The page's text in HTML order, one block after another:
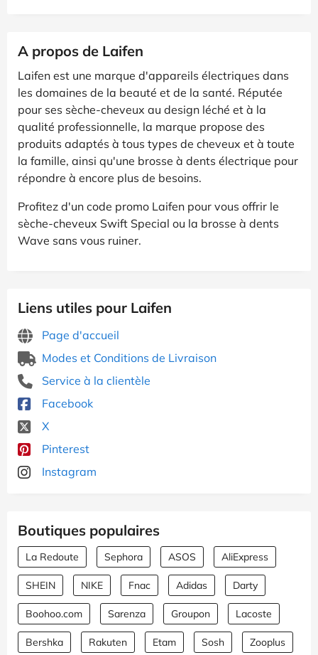
A propos de Laifen
Laifen est une marque d'appareils électriques dans
les domaines de la beauté et de la santé. Réputée
pour ses sèche-cheveux au design léché et à la
qualité professionnelle, la marque propose des
produits adaptés à tous types de cheveux et à toute
la famille, ainsi qu'une brosse à dents électrique pour
répondre à encore plus de besoins.
Profitez d'un code promo Laifen pour vous offrir le
sèche-cheveux Swift Special ou la brosse à dents
Wave sans vous ruiner.
Liens utiles pour Laifen
Page d'accueil
Modes et Conditions de Livraison
Service à la clientèle
Facebook
X
Pinterest
Instagram
Boutiques populaires
La Redoute Sephora ASOS AliExpress
SHEIN NIKE Fnac Adidas Darty
Boohoo.com Sarenza Groupon Lacoste
Bershka Rakuten Etam Sosh Zooplus